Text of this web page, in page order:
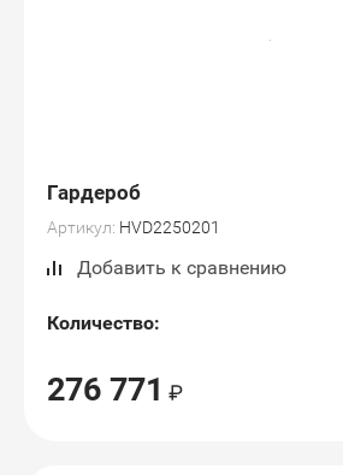
Гардероб
Артикул: HVD2250201
Добавить к сравнению
Количество:
276 771